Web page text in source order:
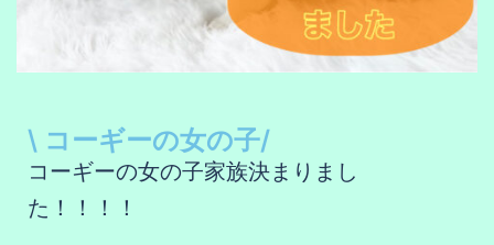
\ コーギーの女の子/
コーギーの女の子家族決まりまし
た！！！！